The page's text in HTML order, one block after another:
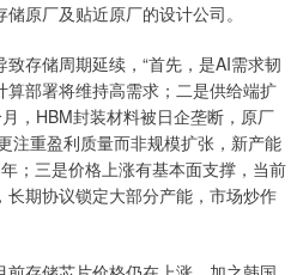
原厂及贴近原厂的设计公司。
存储周期延续，“首先，是AI需求韧
部署将维持高需求；二是供给端扩
，HBM封装材料被日企垄断，原厂
注重盈利质量而非规模扩张，新产能
；三是价格上涨有基本面支撑，当前
期协议锁定大部分产能，市场炒作